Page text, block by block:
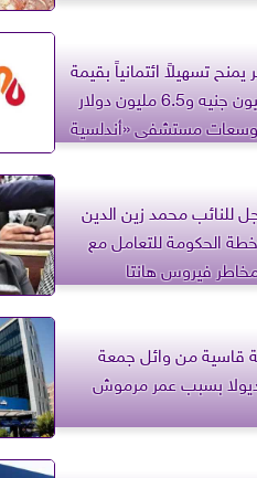
تسهيلاً ائتمانياً بقيمة
300 مليون جنيه و6.5 مليون دولار
مستشفى «أندلسية
للنائب محمد زين الدين
الحكومة للتعامل مع
فيروس هانتا
قاسية من وائل جمعة
بسبب عمر مرموش